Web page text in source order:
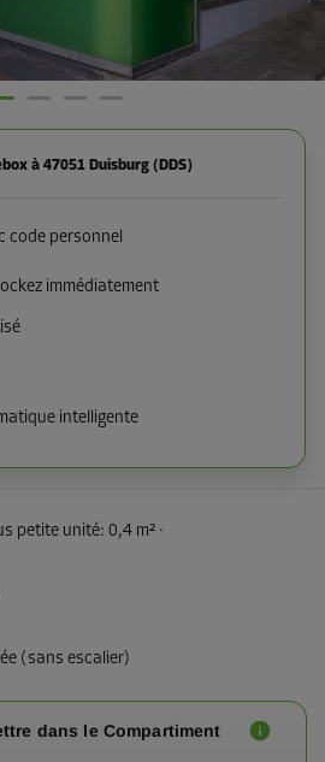
à 47051 Duisburg (DDS)
code personnel
immédiatement
intelligente
petite unité: 0,4 m² ·
(sans escalier)
dans le Compartiment